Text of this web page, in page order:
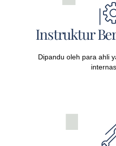
Instruktur
Dipandu oleh para ahli